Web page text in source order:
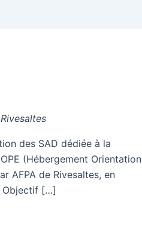
des SAD dédiée à la
(Hébergement Orientation
AFPA de Rivesaltes, en
Objectif […]